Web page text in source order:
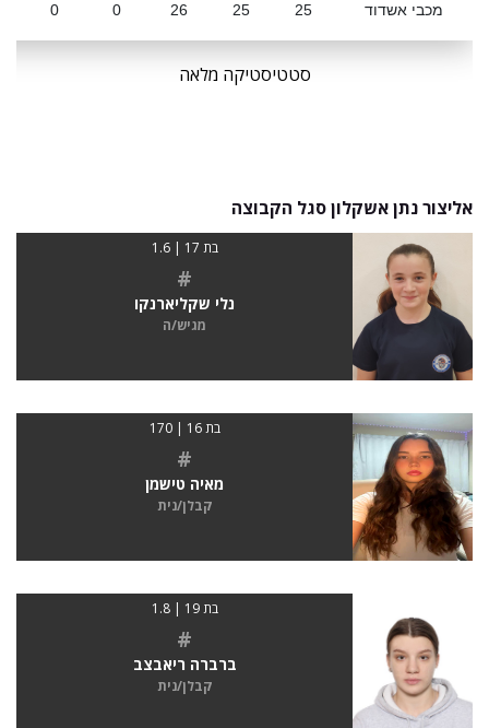
מכבי אשדוד 25
25
26
0
0
סטטיסטיקה מלאה
אליצור נתן אשקלון סגל הקבוצה
בת 17 | 1.6
#
נלי שקליארנקו
מגיש/ה
בת 16 | 170
#
מאיה טישמן
קבלן/נית
בת 19 | 1.8
#
ברברה ריאבצב
קבלן/נית